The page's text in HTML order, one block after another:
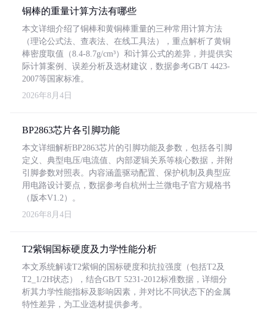
铜棒的重量计算方法有哪些
本文详细介绍了铜棒和黄铜棒重量的三种常用计算方法
（理论公式法、查表法、在线工具法），重点解析了黄铜
棒密度取值（8.4-8.7g/cm³）和计算公式的差异，并提供实
际计算案例、误差分析及选材建议，数据参考GB/T 4423-
2007等国家标准。
2026年8月4日
BP2863芯片各引脚功能
本文详细解析BP2863芯片的引脚功能及参数，包括各引脚
定义、典型电压/电流值、内部逻辑关系等核心数据，并附
引脚参数对照表。内容涵盖驱动配置、保护机制及典型应
用电路设计要点，数据参考自杭州士兰微电子官方规格书
（版本V1.2）。
2026年8月4日
T2紫铜国标硬度及力学性能分析
本文系统解读T2紫铜的国标硬度和抗拉强度（包括T2及
T2_1/2H状态），结合GB/T 5231-2012标准数据，详细分
析其力学性能指标及影响因素，并对比不同状态下的金属
特性差异，为工业选材提供参考。